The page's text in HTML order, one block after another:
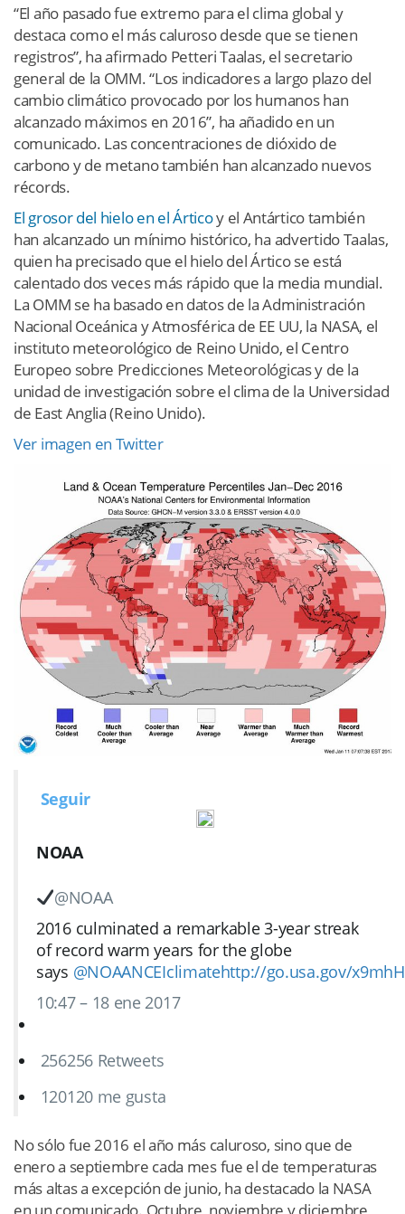
“El año pasado fue extremo para el clima global y
destaca como el más caluroso desde que se tienen
registros”, ha afirmado Petteri Taalas, el secretario
general de la OMM. “Los indicadores a largo plazo del
cambio climático provocado por los humanos han
alcanzado máximos en 2016”, ha añadido en un
comunicado. Las concentraciones de dióxido de
carbono y de metano también han alcanzado nuevos
récords.
El grosor del hielo en el Árticoy el Antártico también
han alcanzado un mínimo histórico, ha advertido Taalas,
quien ha precisado que el hielo del Ártico se está
calentado dos veces más rápido que la media mundial.
La OMM se ha basado en datos de la Administración
Nacional Oceánica y Atmosférica de EE UU, la NASA, el
instituto meteorológico de Reino Unido, el Centro
Europeo sobre Predicciones Meteorológicas y de la
unidad de investigación sobre el clima de la Universidad
de East Anglia (Reino Unido).
Ver imagen en Twitter
Seguir
NOAA
@NOAA
2016 culminated a remarkable 3-year streak
of record warm years for the globe
says @NOAANCEIclimatehttp://go.usa.gov/x9mhH
10:47 – 18 ene 2017
256256 Retweets
120120 me gusta
No sólo fue 2016 el año más caluroso, sino que de
enero a septiembre cada mes fue el de temperaturas
más altas a excepción de junio, ha destacado la NASA
en un comunicado. Octubre, noviembre y diciembre